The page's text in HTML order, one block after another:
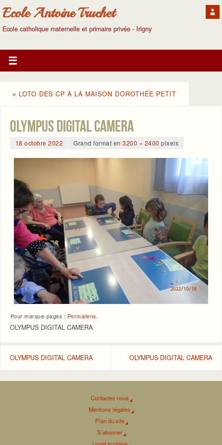
Ecole Antoine Truchet
Ecole catholique maternelle et primaire privée - Irigny
« LOTO DES CP À LA MAISON DOROTHÉE PETIT
OLYMPUS DIGITAL CAMERA
18 octobre 2022 Grand format en3200 × 2400 pixels
Pour marque-pages : Permaliens
OLYMPUS DIGITAL CAMERA
OLYMPUS DIGITAL CAMERA OLYMPUS DIGITAL CAMERA
Contactez nous
Mentions légales
Plan du site
S’abonner